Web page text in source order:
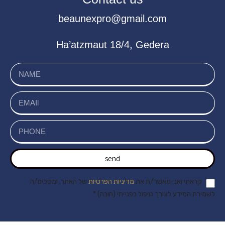
beaunexpro@gmail.com
Ha’atzmaut 18/4, Gedera
send
קראתי ואני מאשר/ת את מדיניות הפרטיות של האתר, ומסכים/ה
לשמירת המידע לצורך טיפול בפנייתי (חובה) *